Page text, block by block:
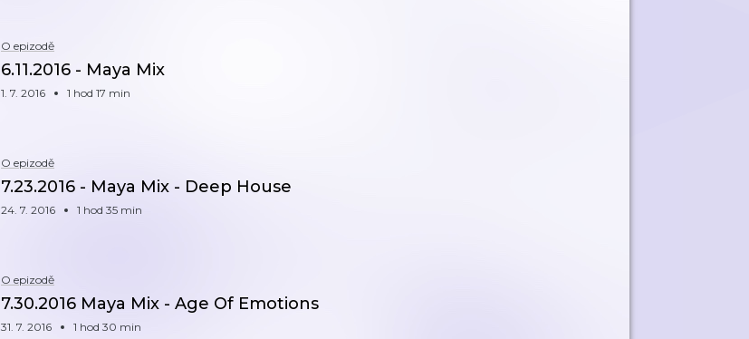
O epizodě
6.11.2016 - Maya Mix
1. 7. 2016 1 hod 17 min
O epizodě
7.23.2016 - Maya Mix - Deep House
24. 7. 2016 1 hod 35 min
O epizodě
7.30.2016 Maya Mix - Age Of Emotions
31. 7. 2016 1 hod 30 min